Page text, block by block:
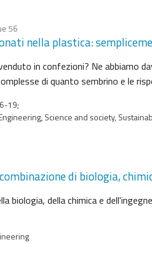
56
nella plastica:
in confezioni? Ne abbiamo
di quanto sembrino e le
19;
Science and society,
di biologia,
biologia, della chimica e